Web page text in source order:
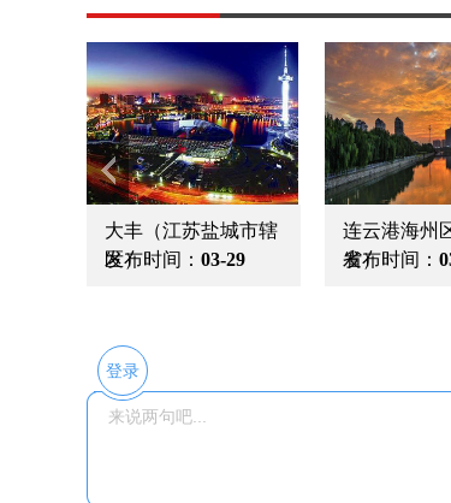
常州 （江苏省地级
市）
发布时间：05-12
淮安
发布时间：05-12
登录